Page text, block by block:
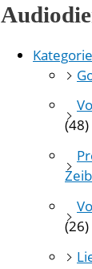
(48)
(26)